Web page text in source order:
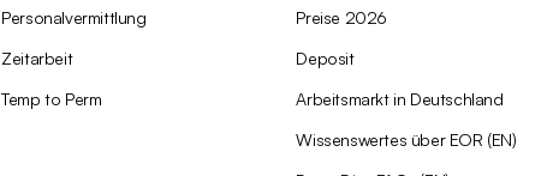
Personalvermittlung
Zeitarbeit
Temp to Perm
Preise 2026
Deposit
Arbeitsmarkt in Deutschland
Wissenswertes über EOR (EN)